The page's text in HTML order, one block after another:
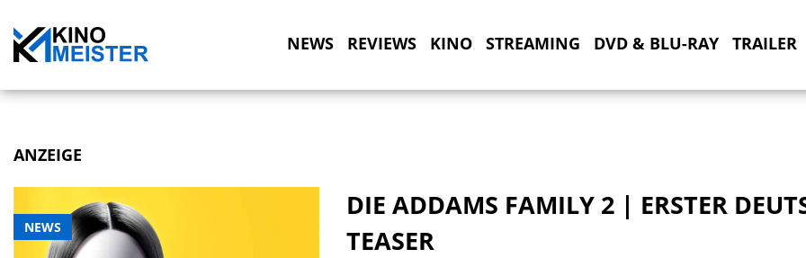
NEWS REVIEWS KINO STREAMING DVD & BLU-RAY TRAILER
ANZEIGE
NEWS
DIE ADDAMS FAMILY 2 | ERSTER
TEASER